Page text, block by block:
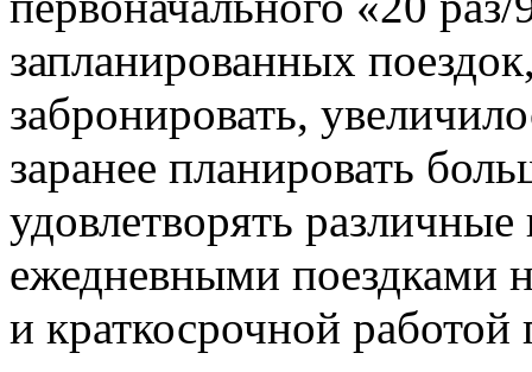
запланированных
забронировать,
заранее планировать
удовлетворять
ежедневными поездками
и краткосрочной работой